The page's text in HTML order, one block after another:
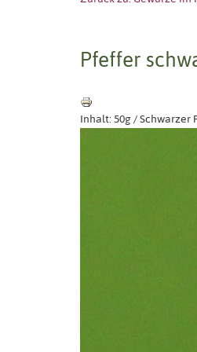
Pfeffer
Inhalt: 50g /